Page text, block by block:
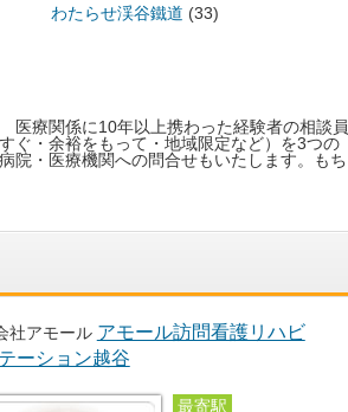
わたらせ渓谷鐵道 (33)
医療関係に10年以上携わった経験者の相談員
ぐ・余裕をもって・地域限定など）を3つの
院・医療機関への問合せもいたします。もち
社アモール アモール訪問看護リハビ
ーション越谷
最寄駅